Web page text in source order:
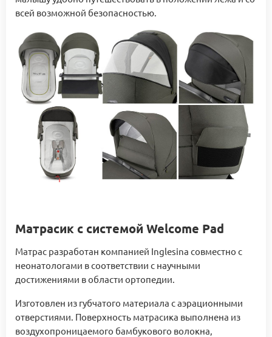
всей возможной безопасностью.
Матрасик с системой Welcome Pad
Матрас разработан компанией Inglesina совместно с
неонатологами в соответствии с научными
достижениями в области ортопедии.
Изготовлен из губчатого материала с аэрационными
отверстиями. Поверхность матрасика выполнена из
воздухопроницаемого бамбукового волокна,